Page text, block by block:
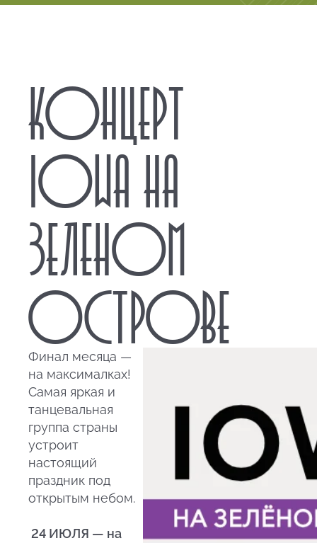
КОНЦЕРТ
IOWA НА
ЗЕЛЕНОМ
ОСТРОВЕ
Финал месяца —
на максималках!
Самая яркая и
танцевальная
группа страны
устроит
настоящий
праздник под
открытым небом.
24 ИЮЛЯ — на